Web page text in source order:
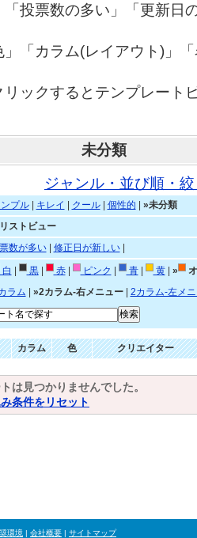
「投票数の多い」「更新日
」「カラム(レイアウト)」
リックするとテンプレート
未分類
ジャンル・並び順・
プル| キレイ クール| 個性的
»未分類
ストビュー
数が多い| 修正日が新しい|
白 黒| 赤| ピンク 青| 黄| »
ラム »2カラム-右メニュー| 2カラム-左メ
カラム 色 クリエイター
は見つかりませんでした。
条件をリセット
環境 | 会社概要 | サイトマップ